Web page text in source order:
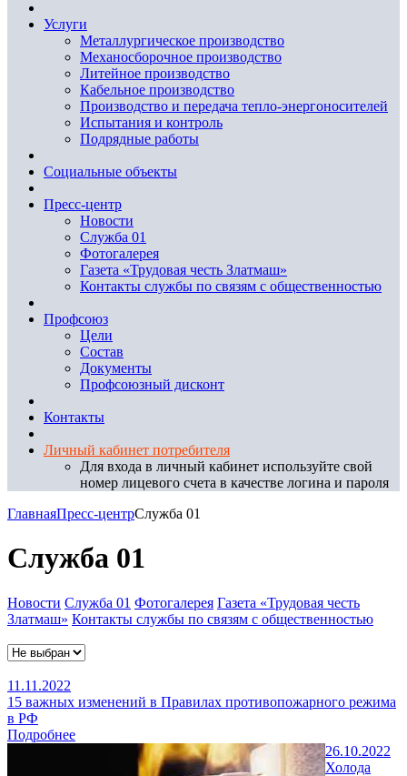
Услуги
Металлургическое производство
Механосборочное производство
Литейное производство
Кабельное производство
Производство и передача тепло-энергоносителей
Испытания и контроль
Подрядные работы
Социальные объекты
Пресс-центр
Новости
Служба 01
Фотогалерея
Газета «Трудовая честь Златмаш»
Контакты службы по связям с общественностью
Профсоюз
Цели
Состав
Документы
Профсоюзный дисконт
Контакты
Личный кабинет потребителя
Для входа в личный кабинет используйте свой
номер лицевого счета в качестве логина и пароля
ГлавнаяПресс-центрСлужба 01
Служба 01
Новости Служба 01 Фотогалерея Газета «Трудовая честь
Златмаш» Контакты службы по связям с общественностью
11.11.2022
15 важных изменений в Правилах противопожарного режима
в РФ
Подробнее
26.10.2022
Холода